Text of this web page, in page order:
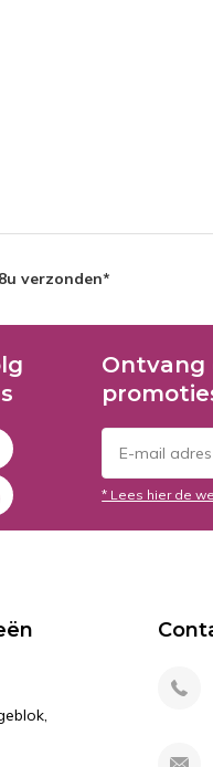
verzonden*
Ontvang
* Lees hier de